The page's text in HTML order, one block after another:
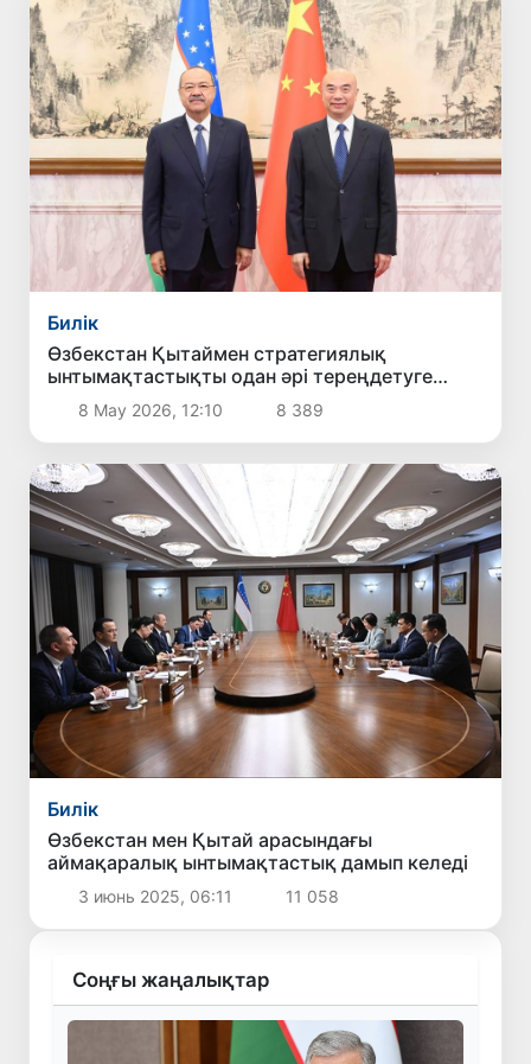
Билік
Өзбекстан Қытаймен стратегиялық
ынтымақтастықты одан әрі тереңдетуге
мүдделі екенін мәлімдеді
8 Мау 2026, 12:10 8 389
Билік
Өзбекстан мен Қытай арасындағы
аймақаралық ынтымақтастық дамып келеді
3 июнь 2025, 06:11 11 058
Соңғы жаңалықтар